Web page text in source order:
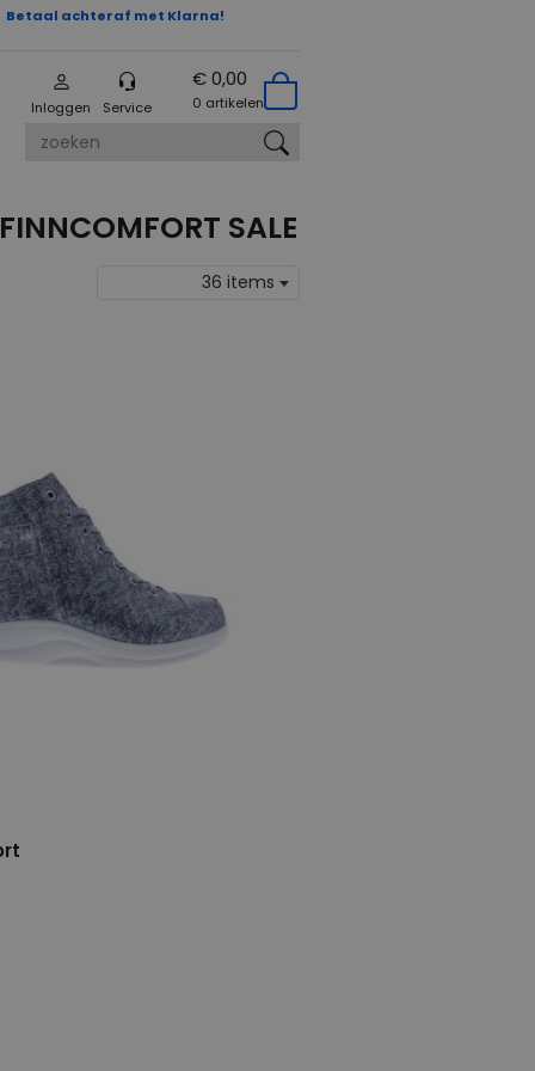
Betaal achteraf met Klarna!
Inloggen Service
€ 0,00
0 artikelen
SALE
36 items